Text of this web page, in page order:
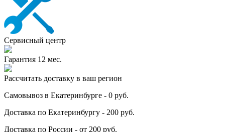
Сервисный центр
Гарантия 12 мес.
Рассчитать доставку в ваш регион
Самовывоз в Екатеринбурге - 0 руб.
Доставка по Екатеринбургу - 200 руб.
Доставка по России - от 200 руб.